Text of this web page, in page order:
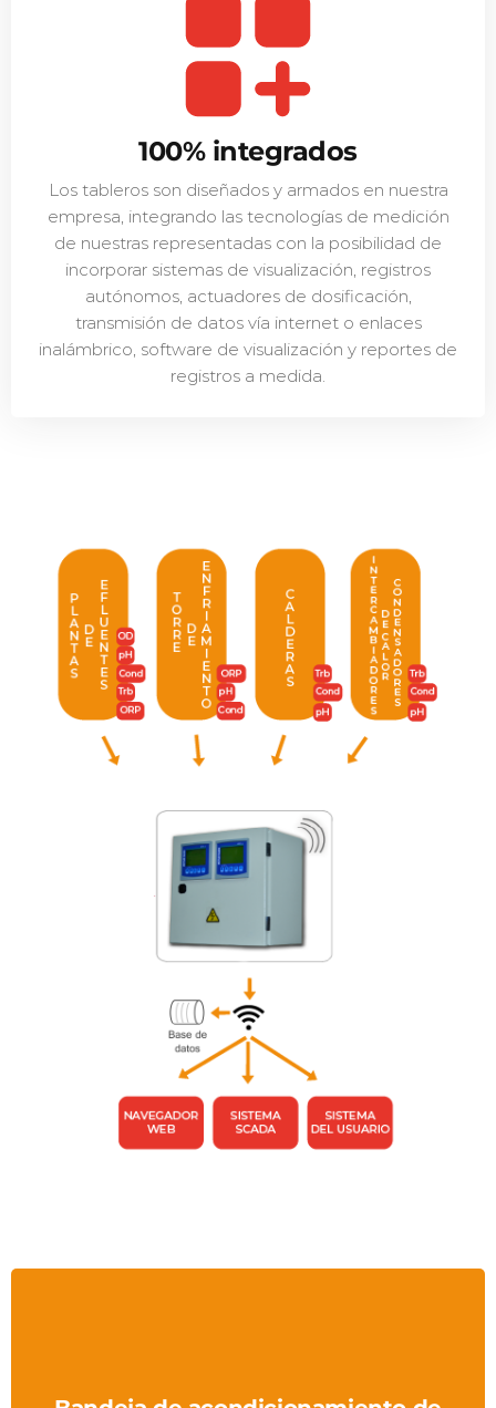
100% integrados
Los tableros son diseñados y armados en nuestra
empresa, integrando las tecnologías de medición
de nuestras representadas con la posibilidad de
incorporar sistemas de visualización, registros
autónomos, actuadores de dosificación,
transmisión de datos vía internet o enlaces
inalámbrico, software de visualización y reportes de
registros a medida.